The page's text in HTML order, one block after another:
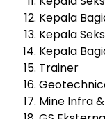
Kepala
Kepala
Kepala
Trainer
Mine Infra